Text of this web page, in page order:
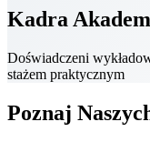
Kadra
Doświadczeni
stażem praktycznym
Poznaj